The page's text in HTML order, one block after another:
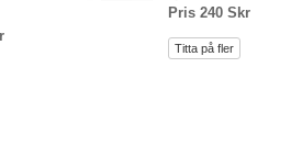
Pris 240 Skr
Titta på fler